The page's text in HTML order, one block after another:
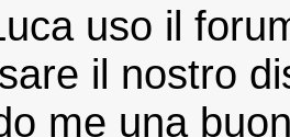
uso il
il nostro
me una